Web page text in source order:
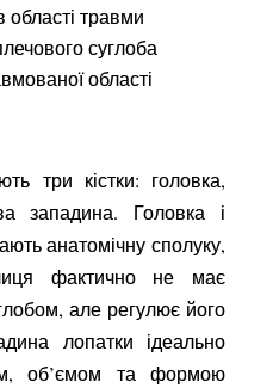
області травми
суглоба
області
три кістки: головка,
западина. Головка і
анатомічну сполуку,
фактично не має
але регулює його
лопатки ідеально
об’ємом та формою